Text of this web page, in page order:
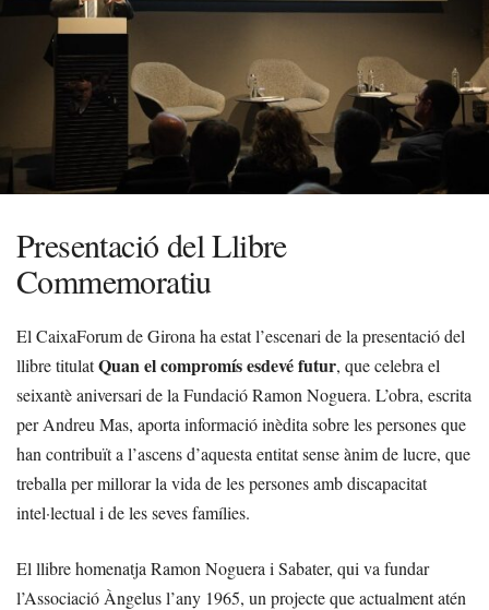
Presentació del Llibre
Commemoratiu
El CaixaForum de Girona ha estat l’escenari de la presentació del
llibre titulatQuan el compromís esdevé futur, que celebra el
seixantè aniversari de la Fundació Ramon Noguera. L’obra, escrita
per Andreu Mas, aporta informació inèdita sobre les persones que
han contribuït a l’ascens d’aquesta entitat sense ànim de lucre, que
treballa per millorar la vida de les persones amb discapacitat
intel·lectual i de les seves famílies.
El llibre homenatja Ramon Noguera i Sabater, qui va fundar
l’Associació Àngelus l’any 1965, un projecte que actualment atén